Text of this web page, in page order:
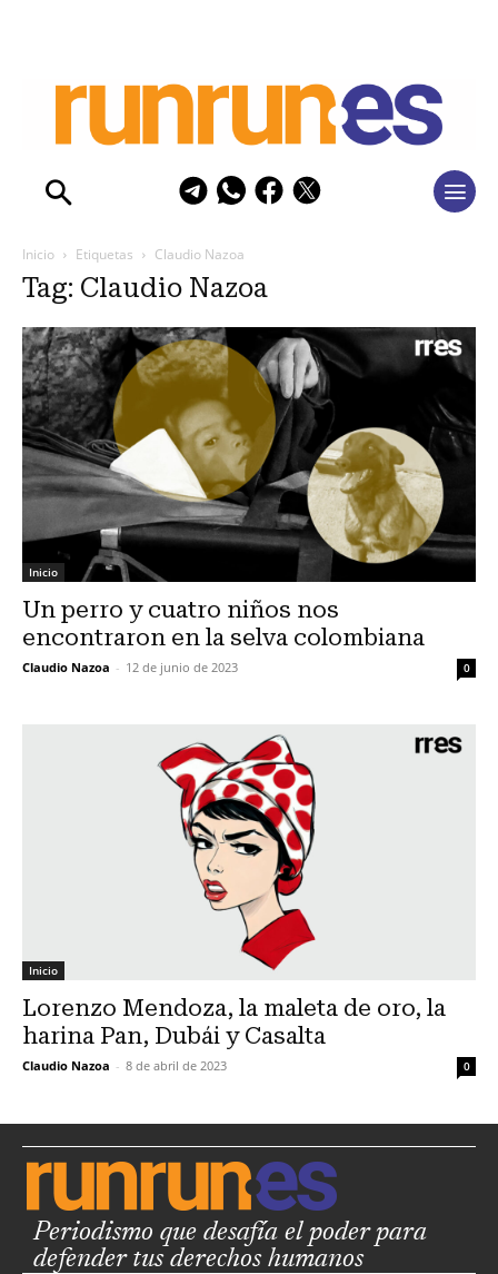
Inicio Etiquetas Claudio Nazoa
Tag: Claudio Nazoa
Inicio
Un perro y cuatro niños nos
encontraron en la selva colombiana
Claudio Nazoa - 12 de junio de 2023 0
Inicio
Lorenzo Mendoza, la maleta de oro, la
harina Pan, Dubái y Casalta
Claudio Nazoa - 8 de abril de 2023 0
Periodismo que desafía el poder para
defender tus derechos humanos